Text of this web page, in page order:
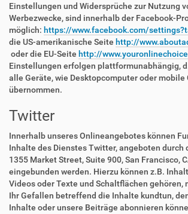
Einstellungen und Widersprüche zur Nutzung
Werbezwecke, sind innerhalb der Facebook-
möglich: https://www.facebook.com/
die US-amerikanische Seite http://
oder die EU-Seite http://
Einstellungen erfolgen plattformunabhängig,
alle Geräte, wie Desktopcomputer oder mobile
übernommen.
Twitter
Innerhalb unseres Onlineangebotes können
Inhalte des Dienstes Twitter, angeboten durch
1355 Market Street, Suite 900, San Francisco,
eingebunden werden. Hierzu können z.B.
Videos oder Texte und Schaltflächen gehören,
Ihr Gefallen betreffend die Inhalte kundtun,
Inhalte oder unsere Beiträge abonnieren